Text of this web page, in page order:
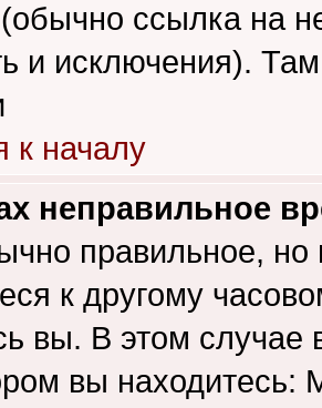
(обычно ссылка на
и исключения).
к началу
неправильное
правильное,
к другому
вы. В этом
вы